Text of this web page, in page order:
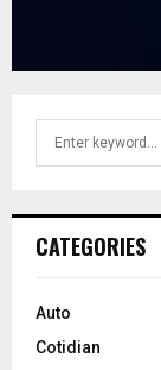
h
o
:
CATEGORIES
Auto
Cotidian